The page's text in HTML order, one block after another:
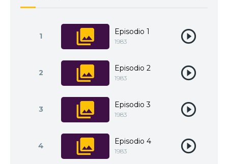
1 Episodio 1
1983
2 Episodio 2
1983
3 Episodio 3
1983
4 Episodio 4
1983